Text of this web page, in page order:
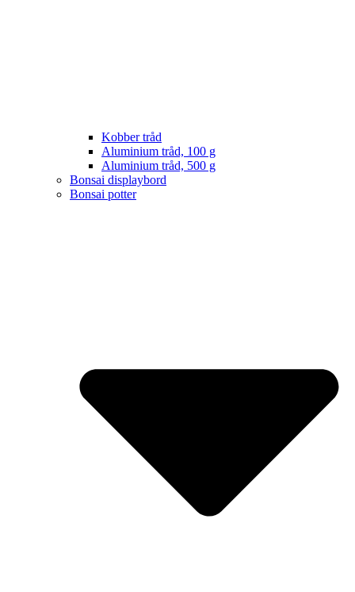
Kobber tråd
Aluminium tråd, 100 g
Aluminium tråd, 500 g
Bonsai displaybord
Bonsai potter